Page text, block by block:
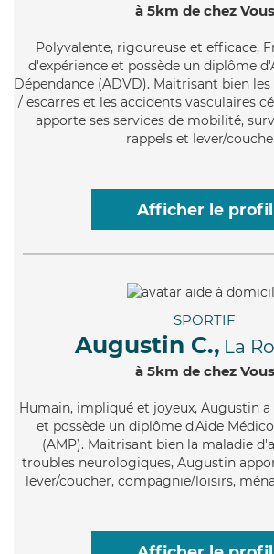
à 5km de chez Vous
Polyvalente, rigoureuse et efficace,
d'expérience et possède un diplôme
Dépendance (ADVD). Maitrisant bien
/ escarres et les accidents vasculaires
apporte ses services de mobilité,
rappels et lever/
Afficher le profil
SPORTIF
Augustin C., La
à 5km de chez Vous
Humain, impliqué et joyeux, Augustin a
et possède un diplôme d'Aide
(AMP). Maitrisant bien la maladie
troubles neurologiques, Augustin
lever/coucher, compagnie/loisirs,